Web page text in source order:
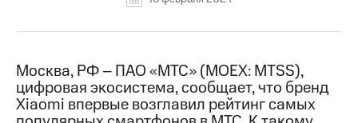
информация
Контакты
Медиа-центр
Пресс-
Москва, РФ – ПАО «МТС» (MOEX: MTSS),
цифровая экосистема, сообщает, что бренд
Xiaomi впервые возглавил рейтинг самых